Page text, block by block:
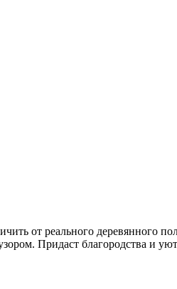
от реального деревянного
Придаст благородства и